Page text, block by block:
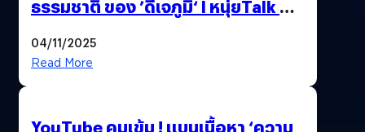
ธรรมชาติ ของ ’ดีเจภูมิ‘ l หนุ่ยTalk &
04/11/2025
Read More
YouTube คุมเข้ม ! แบนเนื้อหา ‘ความ